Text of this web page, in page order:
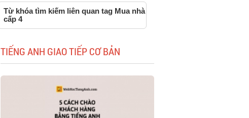
Từ khóa tìm kiếm liên quan tag Mua nhà
cấp 4
TIẾNG ANH GIAO TIẾP CƠ BẢN